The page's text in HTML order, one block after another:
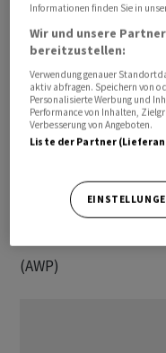
zugelassen. Seitdem
seinen
des Präparats in 20
vorzubereiten.
Aknetherapie mit
über 40 Jahren, wie
mitteilte.
(AWP)
Informationen finden Sie in
Wir und unsere
bereitzustellen:
Verwendung genauer
aktiv abfragen. Speichern von
Personalisierte Werbung und
Performance von Inhalten,
Verbesserung von Angeboten.
Liste der Partner